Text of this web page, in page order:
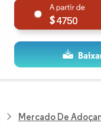
4750
Mercado De